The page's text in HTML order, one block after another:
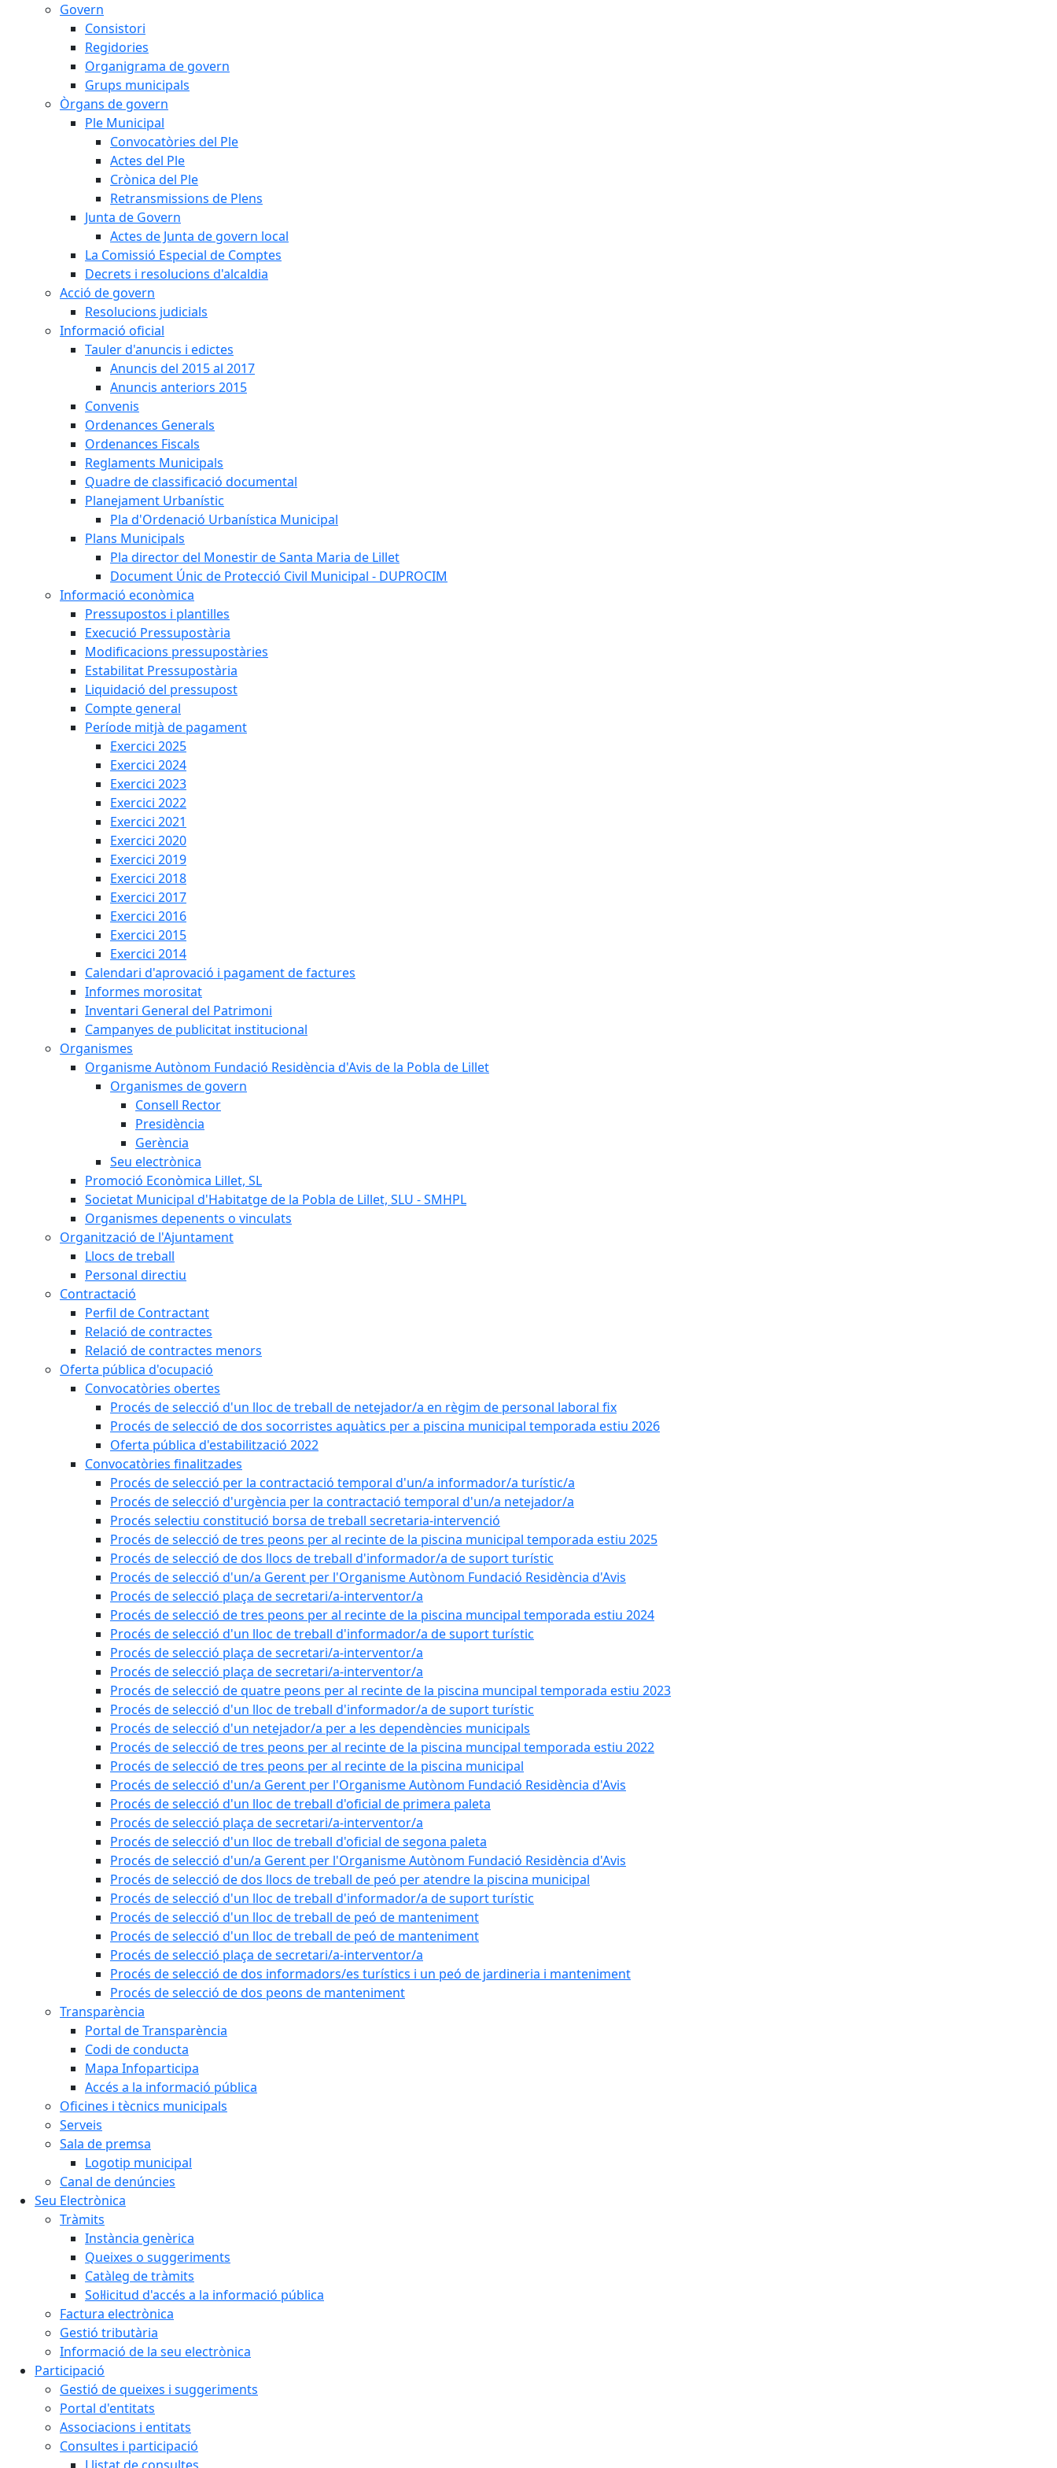
Govern
Consistori
Regidories
Organigrama de govern
Grups municipals
Òrgans de govern
Ple Municipal
Convocatòries del Ple
Actes del Ple
Crònica del Ple
Retransmissions de Plens
Junta de Govern
Actes de Junta de govern local
La Comissió Especial de Comptes
Decrets i resolucions d'alcaldia
Acció de govern
Resolucions judicials
Informació oficial
Tauler d'anuncis i edictes
Anuncis del 2015 al 2017
Anuncis anteriors 2015
Convenis
Ordenances Generals
Ordenances Fiscals
Reglaments Municipals
Quadre de classificació documental
Planejament Urbanístic
Pla d'Ordenació Urbanística Municipal
Plans Municipals
Pla director del Monestir de Santa Maria de Lillet
Document Únic de Protecció Civil Municipal - DUPROCIM
Informació econòmica
Pressupostos i plantilles
Execució Pressupostària
Modificacions pressupostàries
Estabilitat Pressupostària
Liquidació del pressupost
Compte general
Període mitjà de pagament
Exercici 2025
Exercici 2024
Exercici 2023
Exercici 2022
Exercici 2021
Exercici 2020
Exercici 2019
Exercici 2018
Exercici 2017
Exercici 2016
Exercici 2015
Exercici 2014
Calendari d'aprovació i pagament de factures
Informes morositat
Inventari General del Patrimoni
Campanyes de publicitat institucional
Organismes
Organisme Autònom Fundació Residència d'Avis de la Pobla de Lillet
Organismes de govern
Consell Rector
Presidència
Gerència
Seu electrònica
Promoció Econòmica Lillet, SL
Societat Municipal d'Habitatge de la Pobla de Lillet, SLU - SMHPL
Organismes depenents o vinculats
Organització de l'Ajuntament
Llocs de treball
Personal directiu
Contractació
Perfil de Contractant
Relació de contractes
Relació de contractes menors
Oferta pública d'ocupació
Convocatòries obertes
Procés de selecció d'un lloc de treball de netejador/a en règim de personal laboral fix
Procés de selecció de dos socorristes aquàtics per a piscina municipal temporada estiu 2026
Oferta pública d'estabilització 2022
Convocatòries finalitzades
Procés de selecció per la contractació temporal d'un/a informador/a turístic/a
Procés de selecció d'urgència per la contractació temporal d'un/a netejador/a
Procés selectiu constitució borsa de treball secretaria-intervenció
Procés de selecció de tres peons per al recinte de la piscina municipal temporada estiu 2025
Procés de selecció de dos llocs de treball d'informador/a de suport turístic
Procés de selecció d'un/a Gerent per l'Organisme Autònom Fundació Residència d'Avis
Procés de selecció plaça de secretari/a-interventor/a
Procés de selecció de tres peons per al recinte de la piscina muncipal temporada estiu 2024
Procés de selecció d'un lloc de treball d'informador/a de suport turístic
Procés de selecció plaça de secretari/a-interventor/a
Procés de selecció plaça de secretari/a-interventor/a
Procés de selecció de quatre peons per al recinte de la piscina muncipal temporada estiu 2023
Procés de selecció d'un lloc de treball d'informador/a de suport turístic
Procés de selecció d'un netejador/a per a les dependències municipals
Procés de selecció de tres peons per al recinte de la piscina muncipal temporada estiu 2022
Procés de selecció de tres peons per al recinte de la piscina municipal
Procés de selecció d'un/a Gerent per l'Organisme Autònom Fundació Residència d'Avis
Procés de selecció d'un lloc de treball d'oficial de primera paleta
Procés de selecció plaça de secretari/a-interventor/a
Procés de selecció d'un lloc de treball d'oficial de segona paleta
Procés de selecció d'un/a Gerent per l'Organisme Autònom Fundació Residència d'Avis
Procés de selecció de dos llocs de treball de peó per atendre la piscina municipal
Procés de selecció d'un lloc de treball d'informador/a de suport turístic
Procés de selecció d'un lloc de treball de peó de manteniment
Procés de selecció d'un lloc de treball de peó de manteniment
Procés de selecció plaça de secretari/a-interventor/a
Procés de selecció de dos informadors/es turístics i un peó de jardineria i manteniment
Procés de selecció de dos peons de manteniment
Transparència
Portal de Transparència
Codi de conducta
Mapa Infoparticipa
Accés a la informació pública
Oficines i tècnics municipals
Serveis
Sala de premsa
Logotip municipal
Canal de denúncies
Seu Electrònica
Tràmits
Instància genèrica
Queixes o suggeriments
Catàleg de tràmits
Sol·licitud d'accés a la informació pública
Factura electrònica
Gestió tributària
Informació de la seu electrònica
Participació
Gestió de queixes i suggeriments
Portal d'entitats
Associacions i entitats
Consultes i participació